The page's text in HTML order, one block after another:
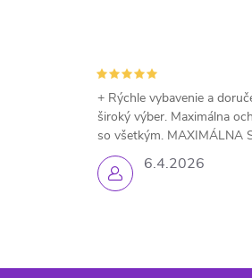
6.4.2026
+ Rýchle vybavenie a
široký výber. Maximálna
so všetkým. MAXIMÁLNA